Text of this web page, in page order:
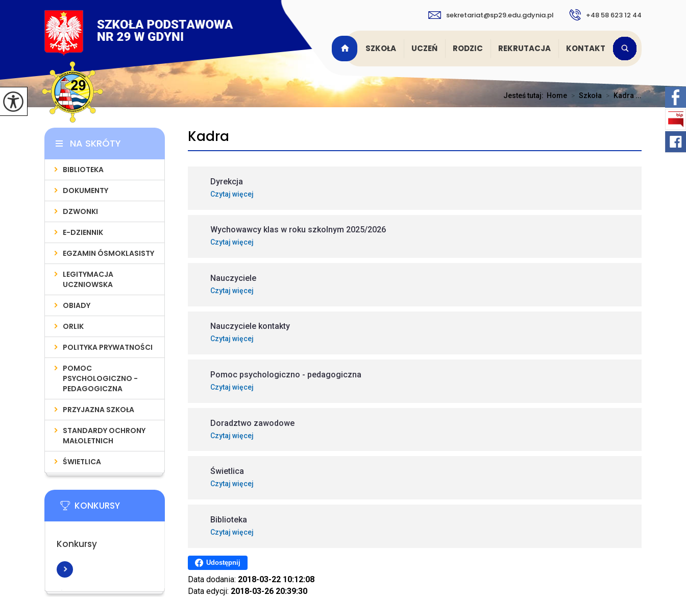
sekretariat@sp29.edu.gdynia.pl +48 58 623 12 44
SZKOŁA UCZEŃ RODZIC REKRUTACJA KONTAKT
Jesteś tutaj: Home > Szkoła > Kadra ...
Kadra
Dyrekcja
Czytaj więcej
Wychowawcy klas w roku szkolnym 2025/2026
Czytaj więcej
Nauczyciele
Czytaj więcej
Nauczyciele kontakty
Czytaj więcej
Pomoc psychologiczno - pedagogiczna
Czytaj więcej
Doradztwo zawodowe
Czytaj więcej
Świetlica
Czytaj więcej
Biblioteka
Czytaj więcej
Udostępnij
Data dodania: 2018-03-22 10:12:08
Data edycji: 2018-03-26 20:39:30
NA SKRÓTY
BIBLIOTEKA
DOKUMENTY
DZWONKI
E-DZIENNIK
EGZAMIN ÓSMOKLASISTY
LEGITYMACJA
UCZNIOWSKA
OBIADY
ORLIK
POLITYKA PRYWATNOŚCI
POMOC
PSYCHOLOGICZNO -
PEDAGOGICZNA
PRZYJAZNA SZKOŁA
STANDARDY OCHRONY
MAŁOLETNICH
ŚWIETLICA
KONKURSY
Konkursy